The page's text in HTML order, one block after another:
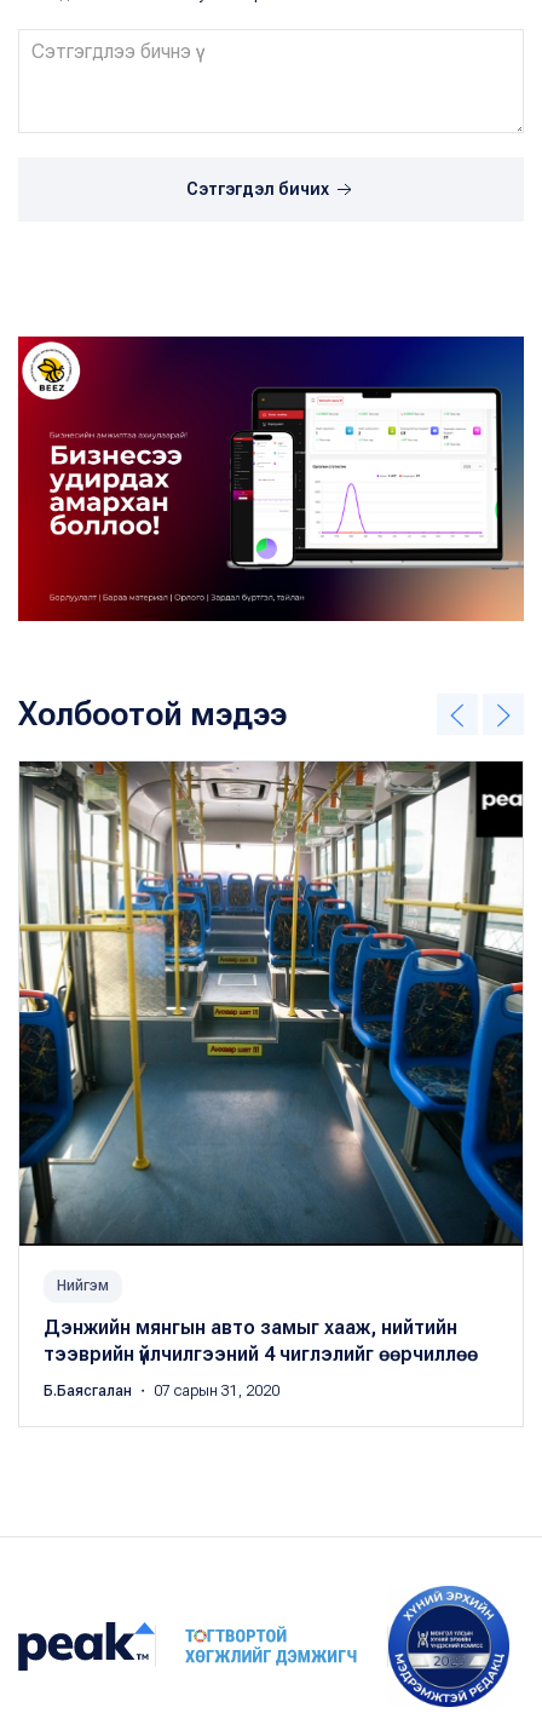
Сэтгэгдэл бичих
Холбоотой мэдээ
Нийгэм
Дэнжийн мянгын авто замыг хааж, нийтийн
тээврийн үйлчилгээний 4 чиглэлийг өөрчиллөө
Б.Баясгалан ・ 07 сарын 31, 2020